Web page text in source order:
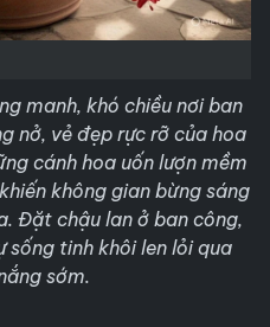
manh, khó chiều nơi ban
nở, vẻ đẹp rực rỡ của hoa
cánh hoa uốn lượn mềm
không gian bừng sáng
Đặt chậu lan ở ban công,
sống tinh khôi len lỏi qua
sớm.